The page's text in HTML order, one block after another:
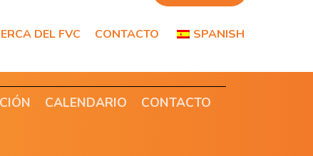
DEL FVC CONTACTO SPANISH
CALENDARIO CONTACTO